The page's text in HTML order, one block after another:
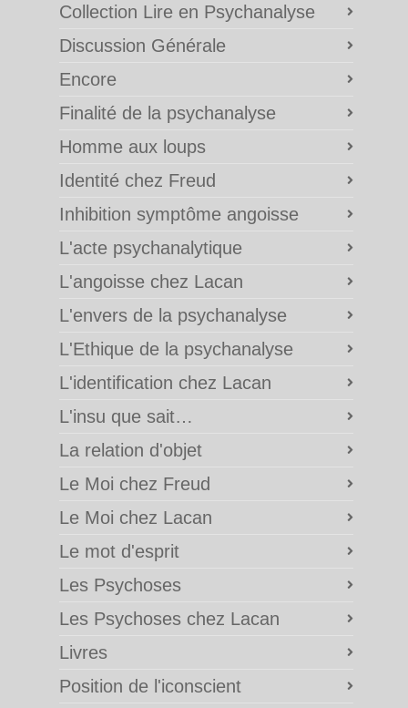
Collection Lire en Psychanalyse
Discussion Générale
Encore
Finalité de la psychanalyse
Homme aux loups
Identité chez Freud
Inhibition symptôme angoisse
L'acte psychanalytique
L'angoisse chez Lacan
L'envers de la psychanalyse
L'Ethique de la psychanalyse
L'identification chez Lacan
L'insu que sait…
La relation d'objet
Le Moi chez Freud
Le Moi chez Lacan
Le mot d'esprit
Les Psychoses
Les Psychoses chez Lacan
Livres
Position de l'iconscient